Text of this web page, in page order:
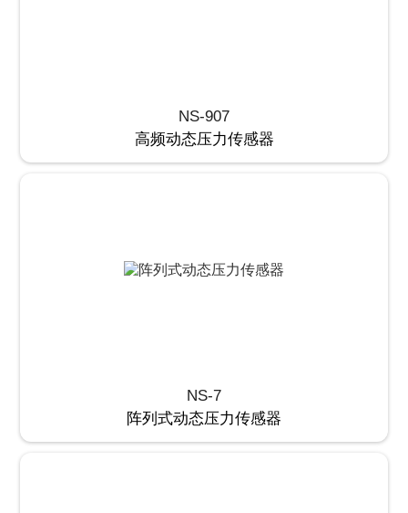
NS-907
高频动态压力传感器
NS-7
阵列式动态压力传感器